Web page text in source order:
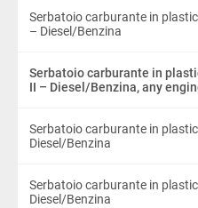
Serbatoio carburante in
– Diesel/Benzina
Serbatoio carburante in
II – Diesel/Benzina, any
Serbatoio carburante in
Diesel/Benzina
Serbatoio carburante in
Diesel/Benzina